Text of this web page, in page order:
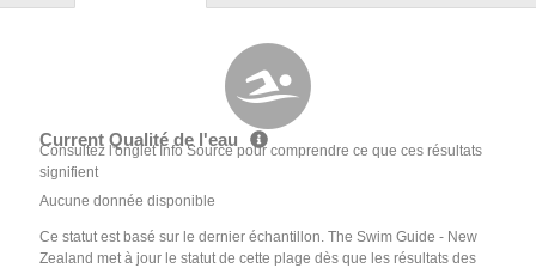
Current Qualité de l'eau
Consultez l'onglet Info Source pour comprendre ce que ces résultats
signifient
Aucune donnée disponible
Ce statut est basé sur le dernier échantillon. The Swim Guide - New
Zealand met à jour le statut de cette plage dès que les résultats des